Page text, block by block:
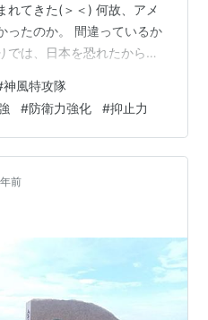
れてきた(＞＜) 何故、アメ
ったのか。 間違っているか
では、日本を恐れたから日
に代表される天皇陛下へ
ために、国のために命を差
ほど知られてはいないが、
の潜水艦で、発射すること
＜) おそらく回天の方が遥
神風特攻隊
#防衛力強化 #抑止力
前